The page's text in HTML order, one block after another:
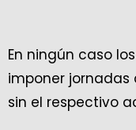
En ningún caso
imponer
sin el respectivo